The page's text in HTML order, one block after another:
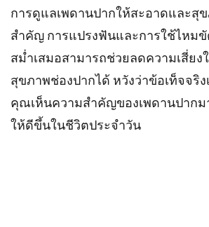
การดูแลเพดานปากให้สะอาดและสุ
สำคัญ การแปรงฟันและการใช้ไหม
สม่ำเสมอสามารถช่วยลดความเสี่ยง
สุขภาพช่องปากได้ หวังว่าข้อเท็จจริ
คุณเห็นความสำคัญของเพดานปาก
ให้ดีขึ้นในชีวิตประจำวัน